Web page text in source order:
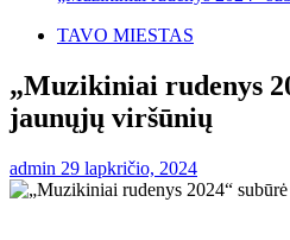
TAVO MIESTAS
„Muzikiniai rudenys
jaunųjų viršūnių
admin 29 lapkričio, 2024